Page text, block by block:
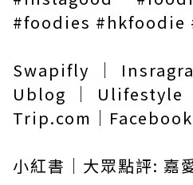
#foodies #hkfoodie
Swapifly｜
Ublog｜Ulifestyle
Trip.com｜
小紅書｜大眾點評: 嘉